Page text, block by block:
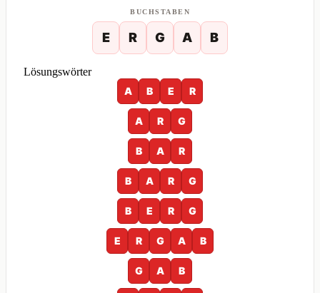
BUCHSTABEN
E R G A B
Lösungswörter
A
B E R
A R G
B A R
B A R G
B E R G
E R G A B
G A B